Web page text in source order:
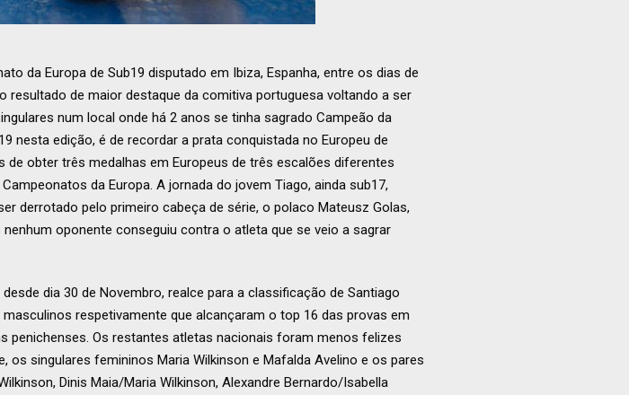
da Europa de Sub19 disputado em Ibiza, Espanha, entre os dias de
resultado de maior destaque da comitiva portuguesa voltando a ser
num local onde há 2 anos se tinha sagrado Campeão da
nesta edição, é de recordar a prata conquistada no Europeu de
obter três medalhas em Europeus de três escalões diferentes
da Europa. A jornada do jovem Tiago, ainda sub17,
derrotado pelo primeiro cabeça de série, o polaco Mateusz Golas,
oponente conseguiu contra o atleta que se veio a sagrar
dia 30 de Novembro, realce para a classificação de Santiago
respetivamente que alcançaram o top 16 das provas em
penichenses. Os restantes atletas nacionais foram menos felizes
singulares femininos Maria Wilkinson e Mafalda Avelino e os pares
Dinis Maia/Maria Wilkinson, Alexandre Bernardo/Isabella